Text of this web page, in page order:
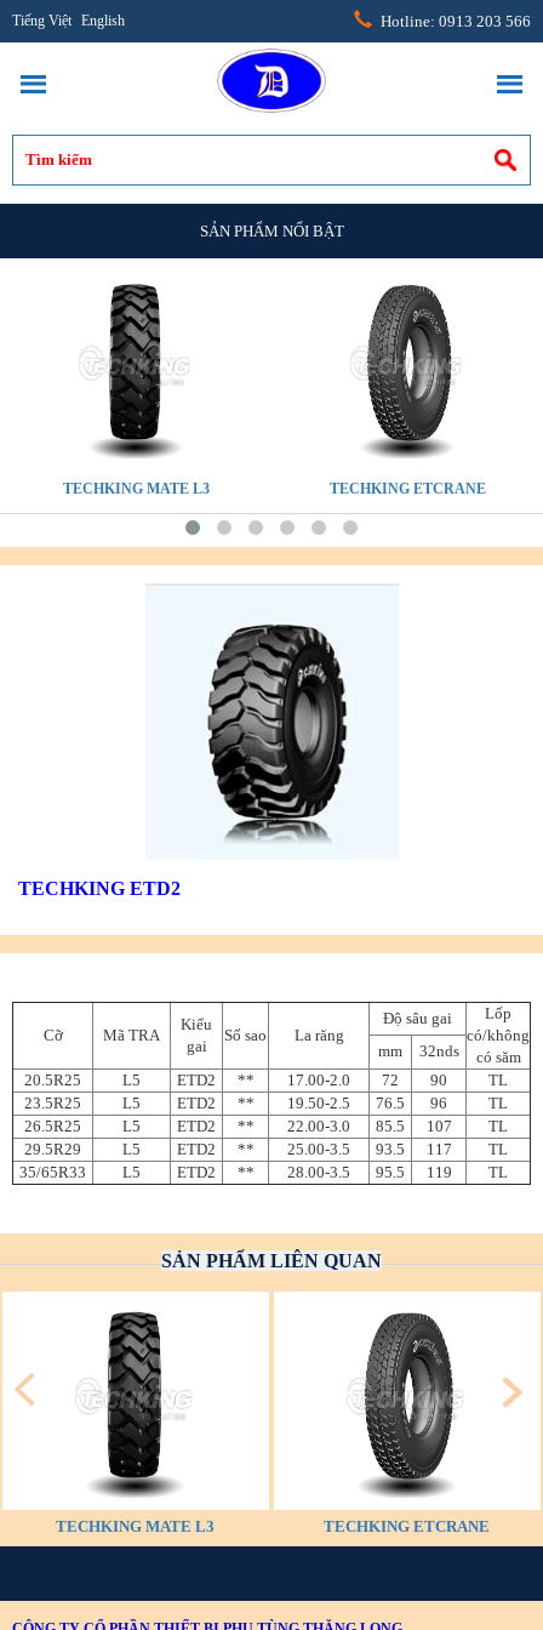
Tiếng Việt English Hotline: 0913 203 566
SẢN PHẨM NỔI BẬT
TECHKING MATE L3 TECHKING ETCRANE
TECHKING ETD2
Cỡ Mã TRA
Kiểu
gai
Số sao La răng
Độ sâu gai
Lốp
có/không
có săm
mm
32nds
20.5R25
L5 ETD2 ** 17.00-2.0 72 90
TL
23.5R25
L5 ETD2 ** 19.50-2.5 76.5 96
TL
26.5R25
L5 ETD2 ** 22.00-3.0 85.5 107
TL
29.5R29
L5 ETD2 ** 25.00-3.5 93.5 117
TL
35/65R33
L5 ETD2 ** 28.00-3.5 95.5 119 TL
SẢN PHẨM LIÊN QUAN
TECHKING MATE L3 TECHKING ETCRANE